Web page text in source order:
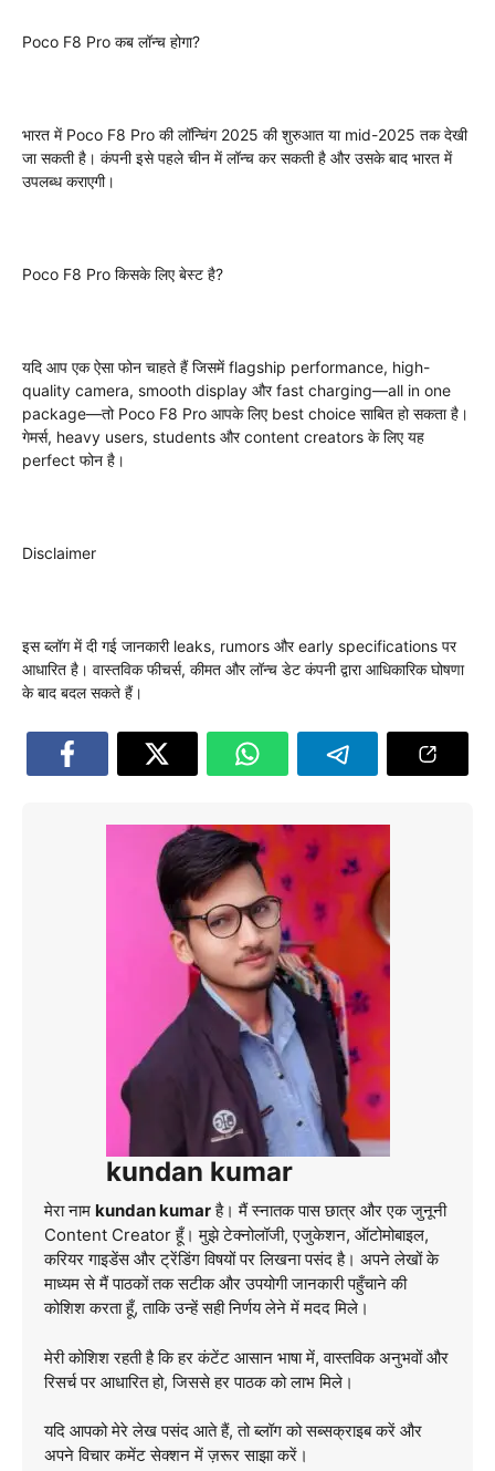
Poco F8 Pro कब लॉन्च होगा?
भारत में Poco F8 Pro की लॉन्चिंग 2025 की शुरुआत या mid-2025 तक देखी
जा सकती है। कंपनी इसे पहले चीन में लॉन्च कर सकती है और उसके बाद भारत में
उपलब्ध कराएगी।
Poco F8 Pro किसके लिए बेस्ट है?
यदि आप एक ऐसा फोन चाहते हैं जिसमें flagship performance, high-
quality camera, smooth display और fast charging—all in one
package—तो Poco F8 Pro आपके लिए best choice साबित हो सकता है।
गेमर्स, heavy users, students और content creators के लिए यह
perfect फोन है।
Disclaimer
इस ब्लॉग में दी गई जानकारी leaks, rumors और early specifications पर
आधारित है। वास्तविक फीचर्स, कीमत और लॉन्च डेट कंपनी द्वारा आधिकारिक घोषणा
के बाद बदल सकते हैं।
kundan kumar
मेरा नाम kundan kumarहै। मैं स्नातक पास छात्र और एक जुनूनी
Content Creator हूँ। मुझे टेक्नोलॉजी, एजुकेशन, ऑटोमोबाइल,
करियर गाइडेंस और ट्रेंडिंग विषयों पर लिखना पसंद है। अपने लेखों के
माध्यम से मैं पाठकों तक सटीक और उपयोगी जानकारी पहुँचाने की
कोशिश करता हूँ, ताकि उन्हें सही निर्णय लेने में मदद मिले।
मेरी कोशिश रहती है कि हर कंटेंट आसान भाषा में, वास्तविक अनुभवों और
रिसर्च पर आधारित हो, जिससे हर पाठक को लाभ मिले।
यदि आपको मेरे लेख पसंद आते हैं, तो ब्लॉग को सब्सक्राइब करें और
अपने विचार कमेंट सेक्शन में ज़रूर साझा करें।